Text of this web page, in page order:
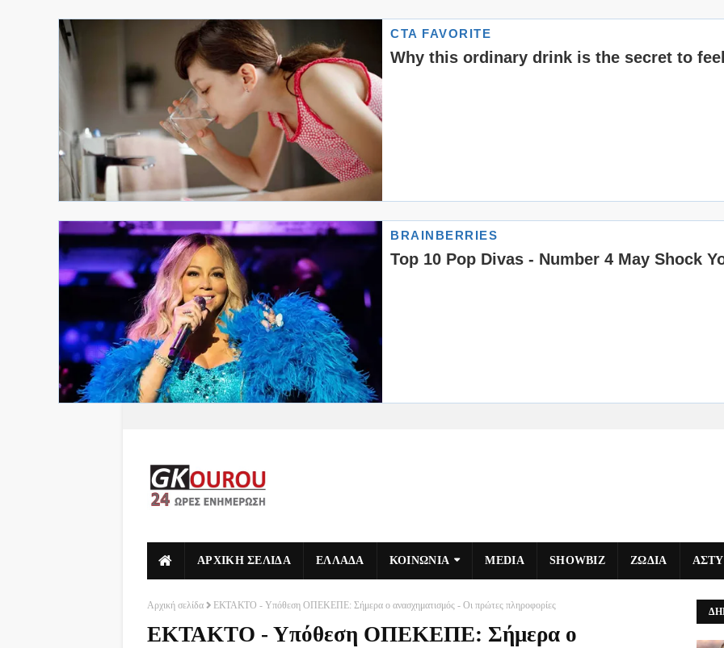
ΑΡΧΙΚΗ ΣΕΛΙΔΑ ΕΛΛΑΔΑ ΚΟΙΝΩΝΙΑ MEDIA SHOWBIZ ΖΩΔΙΑ
Αρχική σελίδα ΕΚΤΑΚΤΟ - Υπόθεση ΟΠΕΚΕΠΕ: Σήμερα ο ανασχηματισμός - Οι πρώτες πληροφορίες
ΕΚΤΑΚΤΟ - Υπόθεση ΟΠΕΚΕΠΕ: Σήμερα ο